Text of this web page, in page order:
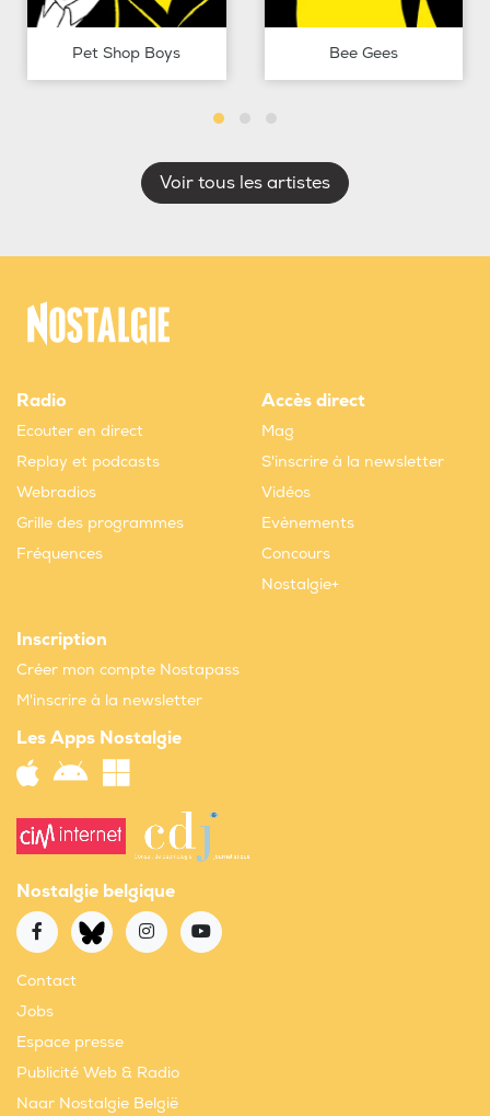
Pet Shop Boys Bee Gees
Voir tous les artistes
Radio
Ecouter en direct
Replay et podcasts
Webradios
Grille des programmes
Fréquences
Accès direct
Mag
S'inscrire à la newsletter
Vidéos
Evènements
Concours
Nostalgie+
Inscription
Créer mon compte Nostapass
M'inscrire à la newsletter
Les Apps Nostalgie
Nostalgie belgique
Contact
Jobs
Espace presse
Publicité Web & Radio
Naar Nostalgie België